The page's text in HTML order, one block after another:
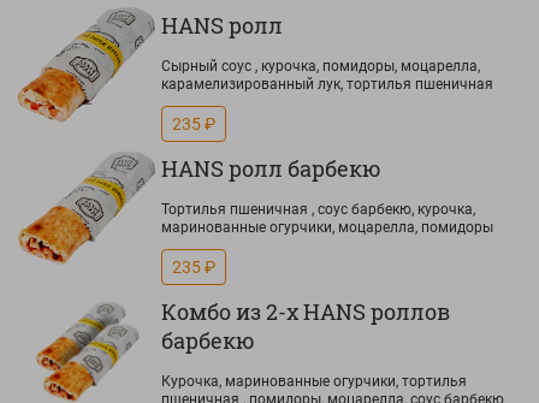
HANS ролл
Сырный соус , курочка, помидоры, моцарелла,
карамелизированный лук, тортилья пшеничная
235 ₽
HANS ролл барбекю
Тортилья пшеничная , соус барбекю, курочка,
маринованные огурчики, моцарелла, помидоры
235 ₽
Комбо из 2-х HANS роллов
барбекю
Курочка, маринованные огурчики, тортилья
пшеничная , помидоры, моцарелла, соус барбекю